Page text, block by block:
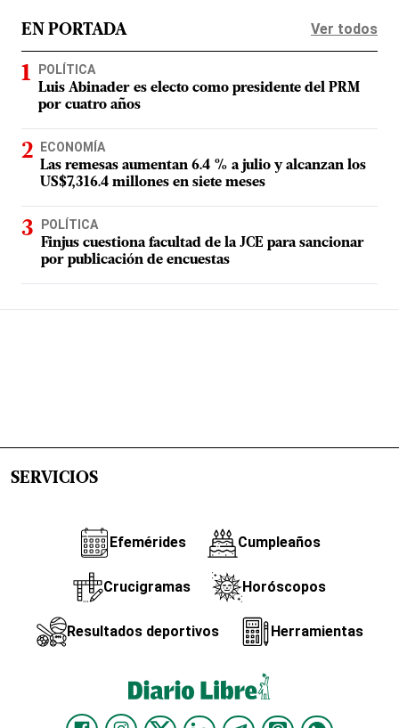
EN PORTADA Ver todos
POLÍTICA
Luis Abinader es electo como presidente del PRM
por cuatro años
ECONOMÍA
Las remesas aumentan 6.4 % a julio y alcanzan los
US$7,316.4 millones en siete meses
POLÍTICA
Finjus cuestiona facultad de la JCE para sancionar
por publicación de encuestas
SERVICIOS
Efemérides Cumpleaños
Crucigramas Horóscopos
Resultados deportivos Herramientas